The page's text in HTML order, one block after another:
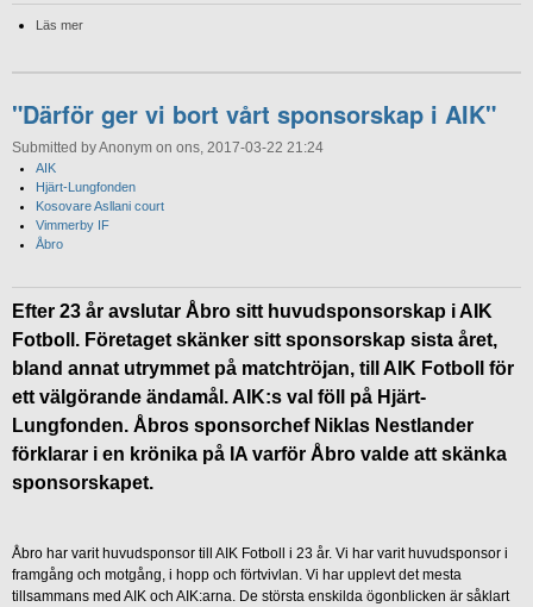
Läs mer
"Därför ger vi bort vårt sponsorskap i AIK"
Submitted by Anonym on ons, 2017-03-22 21:24
AIK
Hjärt-Lungfonden
Kosovare Asllani court
Vimmerby IF
Åbro
Efter 23 år avslutar Åbro sitt huvudsponsorskap i AIK
Fotboll. Företaget skänker sitt sponsorskap sista året,
bland annat utrymmet på matchtröjan, till AIK Fotboll för
ett välgörande ändamål. AIK:s val föll på Hjärt-
Lungfonden. Åbros sponsorchef Niklas Nestlander
förklarar i en krönika på IA varför Åbro valde att skänka
sponsorskapet.
Åbro har varit huvudsponsor till AIK Fotboll i 23 år. Vi har varit huvudsponsor i
framgång och motgång, i hopp och förtvivlan. Vi har upplevt det mesta
tillsammans med AIK och AIK:arna. De största enskilda ögonblicken är såklart